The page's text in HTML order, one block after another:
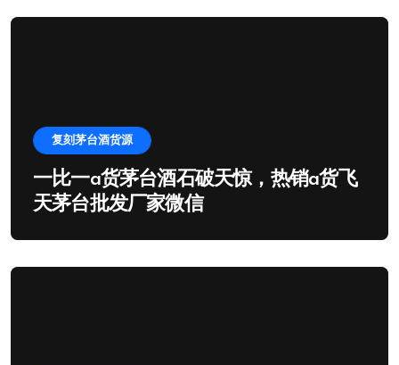
复刻茅台酒货源
一比一a货茅台酒石破天惊，热销a货飞
天茅台批发厂家微信